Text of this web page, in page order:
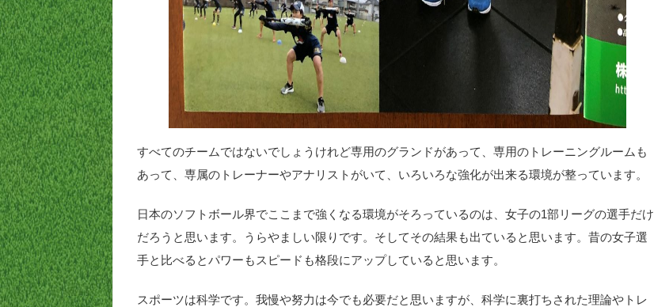
すべてのチームではないでしょうけれど専用のグランドがあって、専用のトレーニングルームも
あって、専属のトレーナーやアナリストがいて、いろいろな強化が出来る環境が整っています。
日本のソフトボール界でここまで強くなる環境がそろっているのは、女子の1部リーグの選手だけ
だろうと思います。うらやましい限りです。そしてその結果も出ていると思います。昔の女子選
手と比べるとパワーもスピードも格段にアップしていると思います。
スポーツは科学です。我慢や努力は今でも必要だと思いますが、科学に裏打ちされた理論やトレ